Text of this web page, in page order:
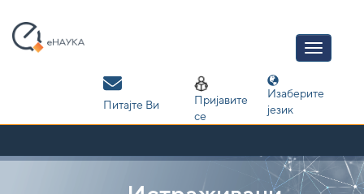
navigation
Питајте Ви
Пријавите
се
Изаберите
језик